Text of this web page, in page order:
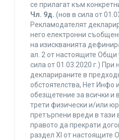
се прилагат към
Чл. 9д. (нов в сила от
Рекламодателят
него електронни
на изискванията
ал. 2 от настоящите Общи
сила от 01.03.2020 г.) При
декларираните в
обстоятелства, Нет Инфо
обезщетение за всички и
трети физически и/или
претърпени вреди в тази
правото да прекрати
раздел XI от настоящите